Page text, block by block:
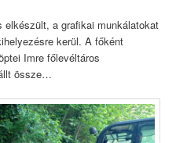
a grafikai munkálatokat
kerül. A főként
Imre főlevéltáros
össze…